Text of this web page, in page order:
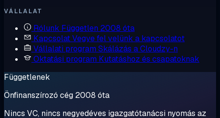
VÁLLALAT
Rólunk Független 2008 óta
KapcsolatVegye fel velünk a kapcsolatot
Vállalati program Skálázás a Cloudzy-n
Oktatási program Kutatáshoz és csapatoknak
Függetlenek
Önfinanszírozó cég 2008 óta
Nincs VC, nincs negyedéves igazgatótanácsi nyomás az